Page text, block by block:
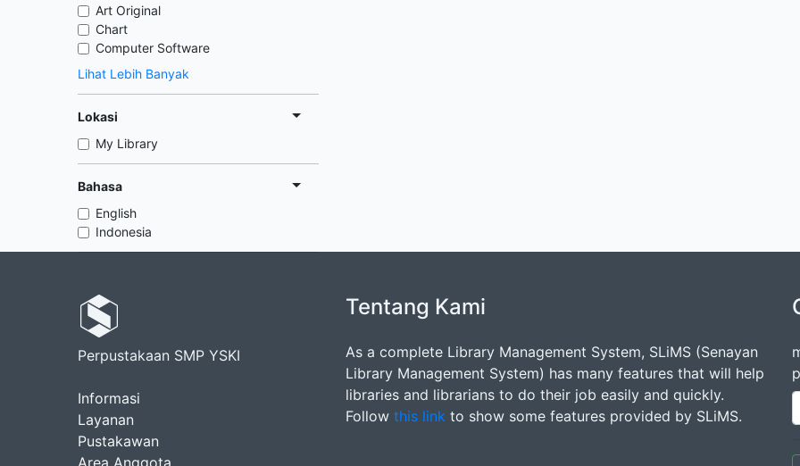
Art Original
Chart
Computer Software
Lihat Lebih Banyak
Lokasi
My Library
Bahasa
English
Indonesia
Perpustakaan SMP YSKI
Informasi
Layanan
Pustakawan
Area Anggota
Tentang Kami
As a complete Library Management System, SLiMS (Senayan
Library Management System) has many features that will help
libraries and librarians to do their job easily and quickly.
Follow this link to show some features provided by SLiMS.